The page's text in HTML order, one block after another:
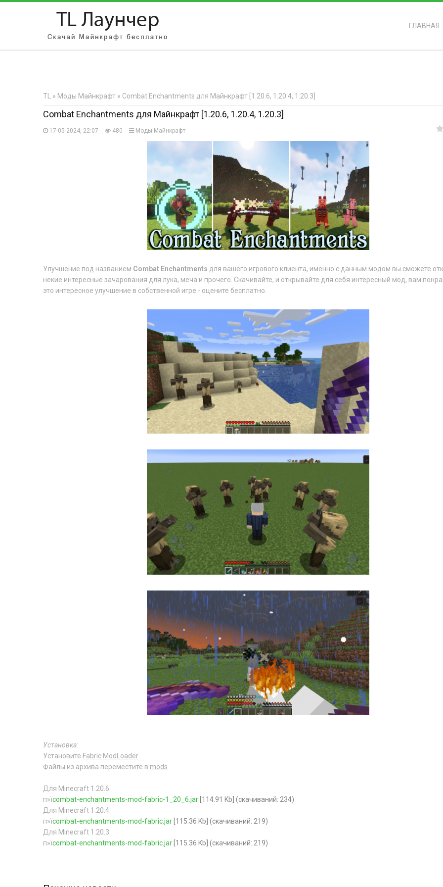
АВТОРИЗАЦИЯ НА САЙТЕ
Регистрация
ГЛАВНАЯ
TL » Моды Майнкрафт » Combat Enchantments для Майнкрафт [1.20.6, 1.20.4, 1.20.3]
Combat Enchantments для Майнкрафт [1.20.6, 1.20.4, 1.20.3]
17-05-2024, 22:07 480 Моды Майнкрафт
Улучшение под названием Combat Enchantments для вашего игрового клиента, именно с данным модом вы сможете
некие интересные зачарования для лука, меча и прочего. Скачивайте, и открывайте для себя интересный мод, вам
это интересное улучшение в собственной игре - оцените бесплатно.
Установка:
Установите Fabric ModLoader
Файлы из архива переместите в mods
Для Minecraft 1.20.6:
п»їcombat-enchantments-mod-fabric-1_20_6.jar [114.91 Kb] (cкачиваний: 234)
Для Minecraft 1.20.4:
п»їcombat-enchantments-mod-fabric.jar [115.36 Kb] (cкачиваний: 219)
Для Minecraft 1.20.3:
п»їcombat-enchantments-mod-fabric.jar [115.36 Kb] (cкачиваний: 219)